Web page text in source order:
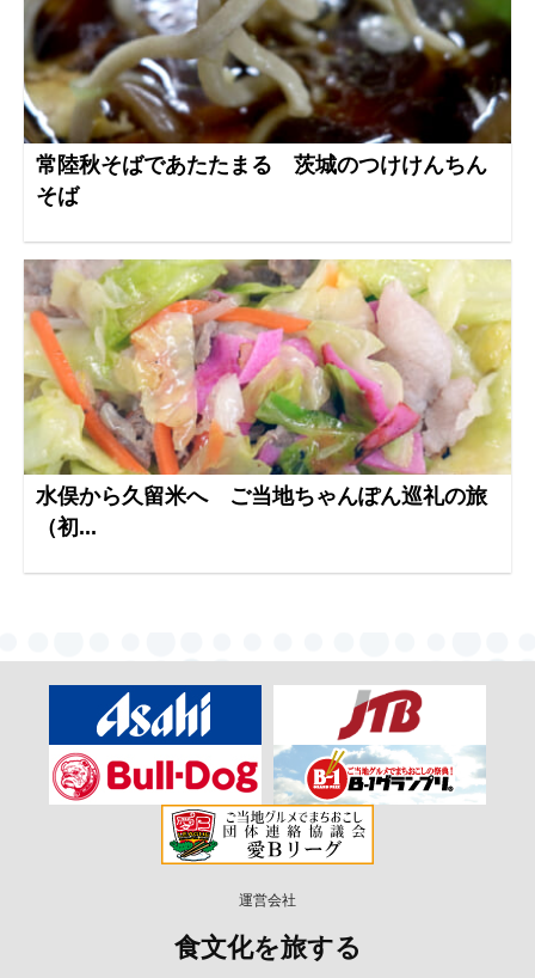
常陸秋そばであたたまる 茨城のつけけんちん
そば
水俣から久留米へ ご当地ちゃんぽん巡礼の旅
（初...
運営会社
食文化を旅する